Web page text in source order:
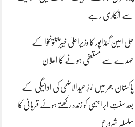
سے انکاری رہے
علی امین گنڈاپور کا وزیراعلیٰ خیبرپختونخوا کے
عہدے سے مستعفی ہونے کا اعلان
پاکستان بھر میں نمازِ عیدالاضحی کی ادائیگی کے
بعد سنتِ ابراہیمی کو زندہ رکھتے ہوئے قربانی کا
سلسلہ شروع